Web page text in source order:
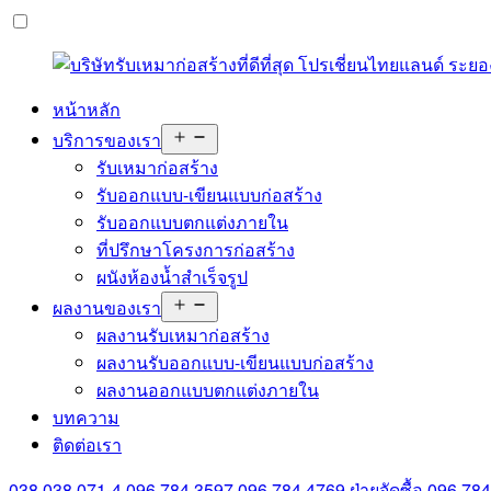
หน้าหลัก
บริการของเรา
menu
รับเหมาก่อสร้าง
รับออกแบบ-เขียนแบบก่อสร้าง
รับออกแบบตกแต่งภายใน
ที่ปรึกษาโครงการก่อสร้าง
ผนังห้องน้ำสำเร็จรูป
ผลงานของเรา
menu
ผลงานรับเหมาก่อสร้าง
ผลงานรับออกแบบ-เขียนแบบก่อสร้าง
ผลงานออกแบบตกแต่งภายใน
บทความ
ติดต่อเรา